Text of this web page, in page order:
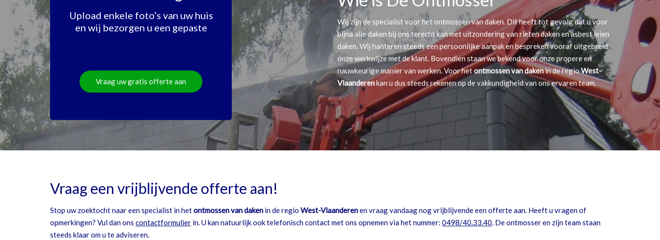
Upload enkele foto’s van uw huis
en wij bezorgen u een gepaste
Vraag uw gratis offerte aan
Wij zijn de specialist voor het ontmossen van daken. Dit heeft tot gevolg dat u voor
bijna alle daken bij ons terecht kan met uitzondering van rieten daken en asbest leien
daken. Wij hanteren steeds een persoonlijke aanpak en bespreken vooraf uitgebreid
onze werkwijze met de klant. Bovendien staan we bekend voor onze propere en
nauwkeurige manier van werken. Voor hetontmossen van dakenin de regioWest-
Vlaanderenkan u dus steeds rekenen op de vakkundigheid van ons ervaren team.
Vraag een vrijblijvende offerte aan!
Stop uw zoektocht naar een specialist in hetontmossen van daken in de regio West-Vlaanderenen vraag vandaag nog vrijblijvende een offerte aan. Heeft u vragen of
opmerkingen? Vul dan ons contactformulier in. U kan natuurlijk ook telefonisch contact met ons opnemen via het nummer: 0498/40.33.40. De ontmosser en zijn team staan
steeds klaar om u te adviseren.